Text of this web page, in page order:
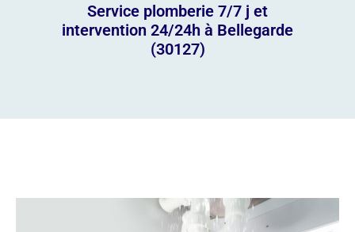
Service plomberie 7/7 j et
intervention 24/24h à Bellegarde
(30127)